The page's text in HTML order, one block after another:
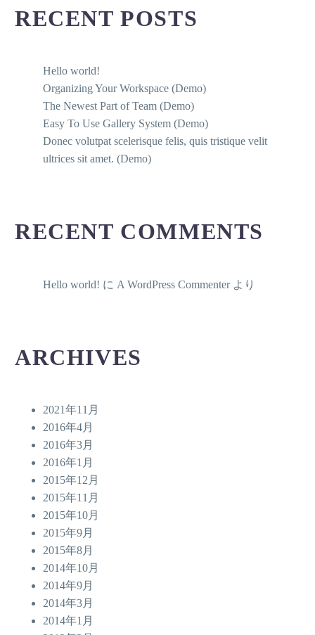
RECENT POSTS
Hello world!
Organizing Your Workspace (Demo)
The Newest Part of Team (Demo)
Easy To Use Gallery System (Demo)
Donec volutpat scelerisque felis, quis tristique velit
ultrices sit amet. (Demo)
RECENT COMMENTS
Hello world! に A WordPress Commenterより
ARCHIVES
2021年11月
2016年4月
2016年3月
2016年1月
2015年12月
2015年11月
2015年10月
2015年9月
2015年8月
2014年10月
2014年9月
2014年3月
2014年1月